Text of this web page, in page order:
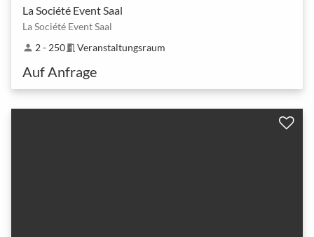
La Société Event Saal
La Société Event Saal
person 2 - 250meeting_room Veranstaltungsraum
Auf Anfrage